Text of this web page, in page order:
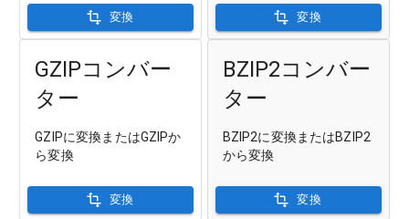
変換 変換
GZIPコンバー
ター
GZIPに変換またはGZIPか
ら変換
変換
BZIP2コンバー
ター
BZIP2に変換またはBZIP2
から変換
変換